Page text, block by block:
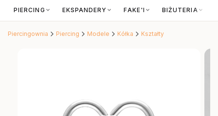
PIERCING EKSPANDERY FAKE'I BIŻUTERIA
Piercingownia Piercing Modele Kółka Kształty